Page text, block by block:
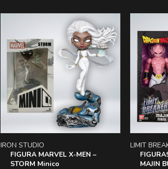
FIGURA MARVEL X-MEN –
STORM Minico
IRON STUDIO
MAJIN
LIMIT